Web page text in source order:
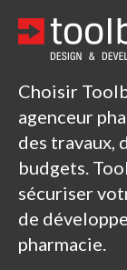
Choisir
agenceur
des travaux,
budgets.
sécuriser
de
pharmacie.